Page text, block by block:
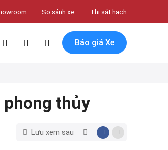
So sánh xe Thi sát hạch
Báo giá Xe
phong thủy
Lưu xem sau